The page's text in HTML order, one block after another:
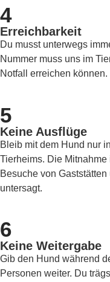
4
Erreichbarkeit
Du musst unterwegs
Nummer muss uns im
Notfall erreichen können.
5
Keine Ausflüge
Bleib mit dem Hund nur
Tierheims. Die
Besuche von
untersagt.
6
Keine Weitergabe
Gib den Hund während
Personen weiter. Du